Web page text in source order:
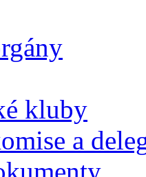
kluby
a